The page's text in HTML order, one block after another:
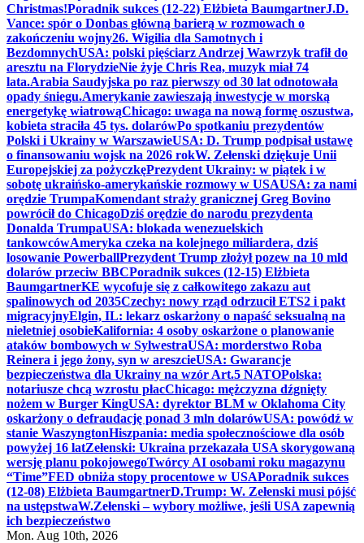
Christmas!Poradnik sukces (12-22) Elżbieta BaumgartnerJ.D.
Vance: spór o Donbas główną barierą w rozmowach o
zakończeniu wojny26. Wigilia dla Samotnych i
BezdomnychUSA: polski pięściarz Andrzej Wawrzyk trafił do
aresztu na FlorydzieNie żyje Chris Rea, muzyk miał 74
lata.Arabia Saudyjska po raz pierwszy od 30 lat odnotowała
opady śniegu.Amerykanie zawieszają inwestycje w morską
energetykę wiatrowąChicago: uwaga na nową formę oszustwa,
kobieta straciła 45 tys. dolarówPo spotkaniu prezydentów
Polski i Ukrainy w WarszawieUSA: D. Trump podpisał ustawę
o finansowaniu wojsk na 2026 rokW. Zełenski dziękuje Unii
Europejskiej za pożyczkęPrezydent Ukrainy: w piątek i w
sobotę ukraińsko-amerykańskie rozmowy w USAUSA: za nami
orędzie TrumpaKomendant straży granicznej Greg Bovino
powrócił do ChicagoDziś orędzie do narodu prezydenta
Donalda TrumpaUSA: blokada wenezuelskich
tankowcówAmeryka czeka na kolejnego miliardera, dziś
losowanie PowerballPrezydent Trump złożył pozew na 10 mld
dolarów przeciw BBCPoradnik sukces (12-15) Elżbieta
BaumgartnerKE wycofuje się z całkowitego zakazu aut
spalinowych od 2035Czechy: nowy rząd odrzucił ETS2 i pakt
migracyjnyElgin, IL: lekarz oskarżony o napaść seksualną na
nieletniej osobieKalifornia: 4 osoby oskarżone o planowanie
ataków bombowych w SylwestraUSA: morderstwo Roba
Reinera i jego żony, syn w areszcieUSA: Gwarancje
bezpieczeństwa dla Ukrainy na wzór Art.5 NATOPolska:
notariusze chcą wzrostu płacChicago: mężczyzna dźgnięty
nożem w Burger KingUSA: dyrektor BLM w Oklahoma City
oskarżony o defraudację ponad 3 mln dolarówUSA: powódź w
stanie WaszyngtonHiszpania: media społecznościowe dla osób
powyżej 16 latZełenski: Ukraina przekazała USA skorygowaną
wersję planu pokojowegoTwórcy AI osobami roku magazynu
“Time”FED obniża stopy procentowe w USAPoradnik sukces
(12-08) Elżbieta BaumgartnerD.Trump: W. Zełenski musi pójść
na ustępstwaW.Zełenski – wybory możliwe, jeśli USA zapewnią
ich bezpieczeństwo
Mon. Aug 10th, 2026